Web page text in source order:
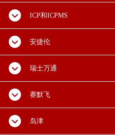
ICP和ICPMS
安捷伦
瑞士万通
赛默飞
岛津